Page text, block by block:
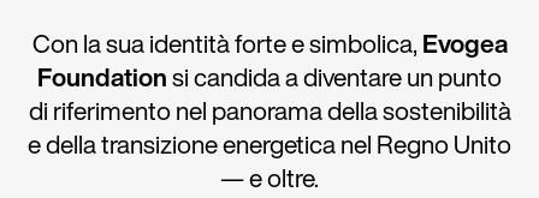
Con la sua identità forte e simbolica,Evogea
Foundationsi candida a diventare un punto
di riferimento nel panorama della sostenibilità
e della transizione energetica nel Regno Unito
— e oltre.